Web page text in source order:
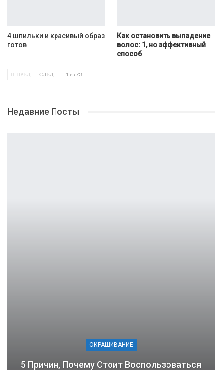
4 шпильки и красивый образ
готов
Как остановить выпадение
волос: 1, но эффективный
способ
ПРЕД СЛЕД 1 из 73
Недавние Посты
ОКРАШИВАНИЕ
5 Причин, Почему Стоит Воспользоваться